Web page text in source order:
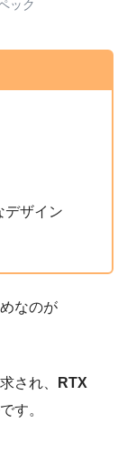
ック
デザイン
なのが
され、
RTX
す。